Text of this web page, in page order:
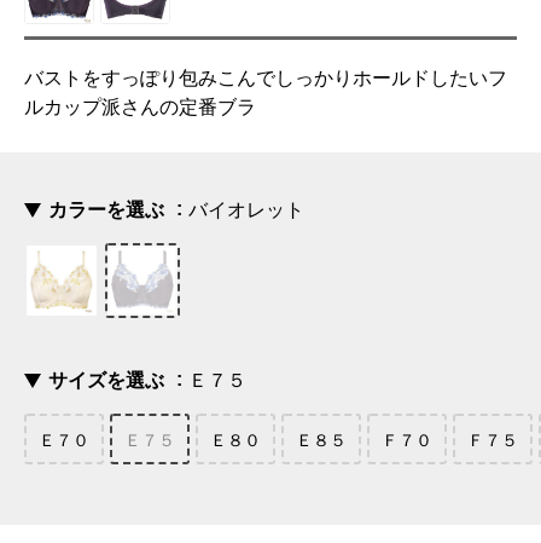
バストをすっぽり包みこんでしっかりホールドしたいフ
ルカップ派さんの定番ブラ
カラーを選ぶ バイオレット
サイズを選ぶ Ｅ７５
Ｅ７０ Ｅ７５ Ｅ８０ Ｅ８５ Ｆ７０ Ｆ７５